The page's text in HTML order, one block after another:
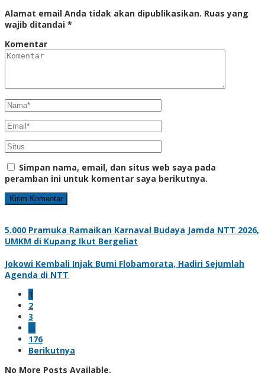
Alamat email Anda tidak akan dipublikasikan. Ruas yang
wajib ditandai *
Komentar
Simpan nama, email, dan situs web saya pada
peramban ini untuk komentar saya berikutnya.
5.000 Pramuka Ramaikan Karnaval Budaya Jamda NTT 2026,
UMKM di Kupang Ikut Bergeliat
Jokowi Kembali Injak Bumi Flobamorata, Hadiri Sejumlah
Agenda di NTT
1
2
3
…
176
Berikutnya
No More Posts Available.